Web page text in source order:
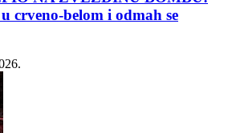
crveno-belom i odmah se